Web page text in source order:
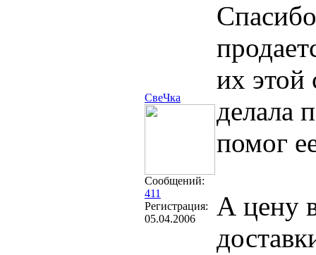
СвеЧка
Сообщений:
411
Регистрация:
05.04.2006
их этой
делала
помог
А цену